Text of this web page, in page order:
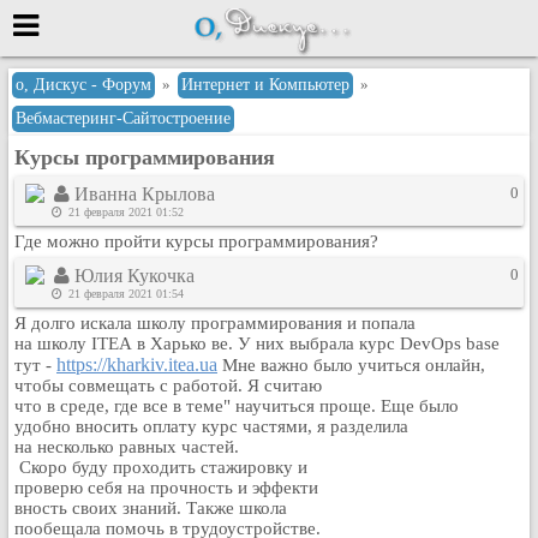
Меню
или войти через
Вход с 7ooo.ru
Регистрация
Забыли пароль?
Данные авторизации одинаковые с
сайтом 7ooo.ru
Форумы
Главная
Поиск
Новые сообщения
Беседы
Игры
о, Дискус - Форум » Интернет и Компьютер »
Вебмастеринг-Сайтостроение
Курсы программирования
Иванна Крылова
21 февраля 2021 01:52
0
Где можно пройти курсы программирования?
Юлия Кукочка
21 февраля 2021 01:54
0
Я долго искала школу программирования и попала
на школу ITEA в Харько ве. У них выбрала курс DevOps base
тут - https://kharkiv.itea.ua Мне важно было учиться онлайн,
чтобы совмещать с работой. Я считаю
что в среде, где все в теме" научиться проще. Еще было
удобно вносить оплату курс частями, я разделила
на несколько равных частей.
Скоро буду проходить стажировку и
проверю себя на прочность и эффекти
вность своих знаний. Также школа
пообещала помочь в трудоустройстве.